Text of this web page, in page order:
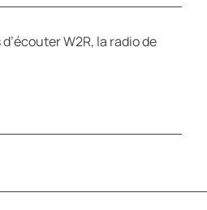
W2R, la radio de